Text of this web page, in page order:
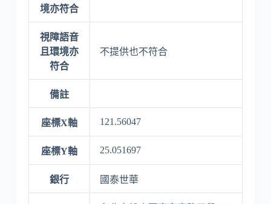
境亦符合
視障語音
且環境亦
符合
不提供也不符合
備註
座標X軸 121.56047
座標Y軸 25.051697
銀行 國泰世華